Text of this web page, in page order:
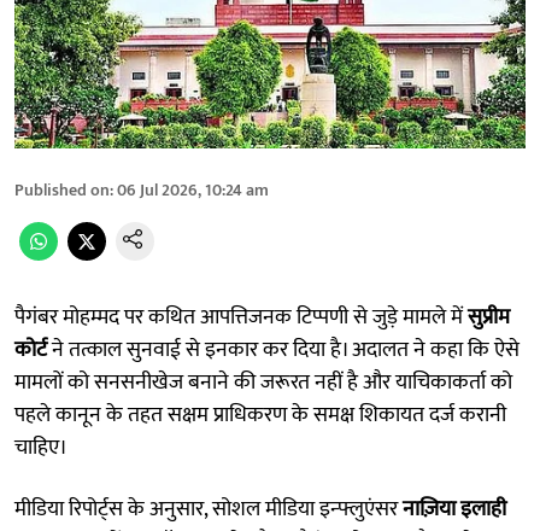
Published on:06 Jul 2026, 10:24 am
पैगंबर मोहम्मद पर कथित आपत्तिजनक टिप्पणी से जुड़े मामले मेंसुप्रीम
कोर्टने तत्काल सुनवाई से इनकार कर दिया है। अदालत ने कहा कि ऐसे
मामलों को सनसनीखेज बनाने की जरूरत नहीं है और याचिकाकर्ता को
पहले कानून के तहत सक्षम प्राधिकरण के समक्ष शिकायत दर्ज करानी
चाहिए।
मीडिया रिपोर्ट्स के अनुसार, सोशल मीडिया इन्फ्लुएंसरनाज़िया इलाही